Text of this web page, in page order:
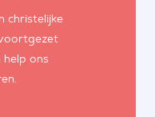
christelijke
help ons